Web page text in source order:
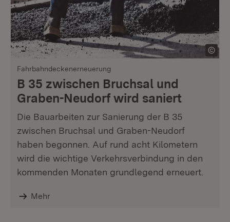
Fahrbahndeckenerneuerung
B 35 zwischen Bruchsal und
Graben-Neudorf wird saniert
Die Bauarbeiten zur Sanierung der B 35
zwischen Bruchsal und Graben-Neudorf
haben begonnen. Auf rund acht Kilometern
wird die wichtige Verkehrsverbindung in den
kommenden Monaten grundlegend erneuert.
Mehr